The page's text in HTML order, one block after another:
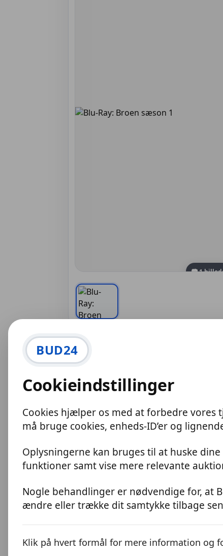
📷 1
Beskrivelse
Se også alle mine andre film, køber du
Denne vare sælges via online auktion på BUD24
BUD24
Cookieindstillinger
Cookies hjælper os med at forbedre vores
må bruge cookies, enheds-ID’er og
Oplysningerne kan bruges til at huske
funktioner samt vise mere relevante
Nogle behandlinger er nødvendige for, at
ændre eller trække dit samtykke tilbage
Klik på hvert formål for mere information og